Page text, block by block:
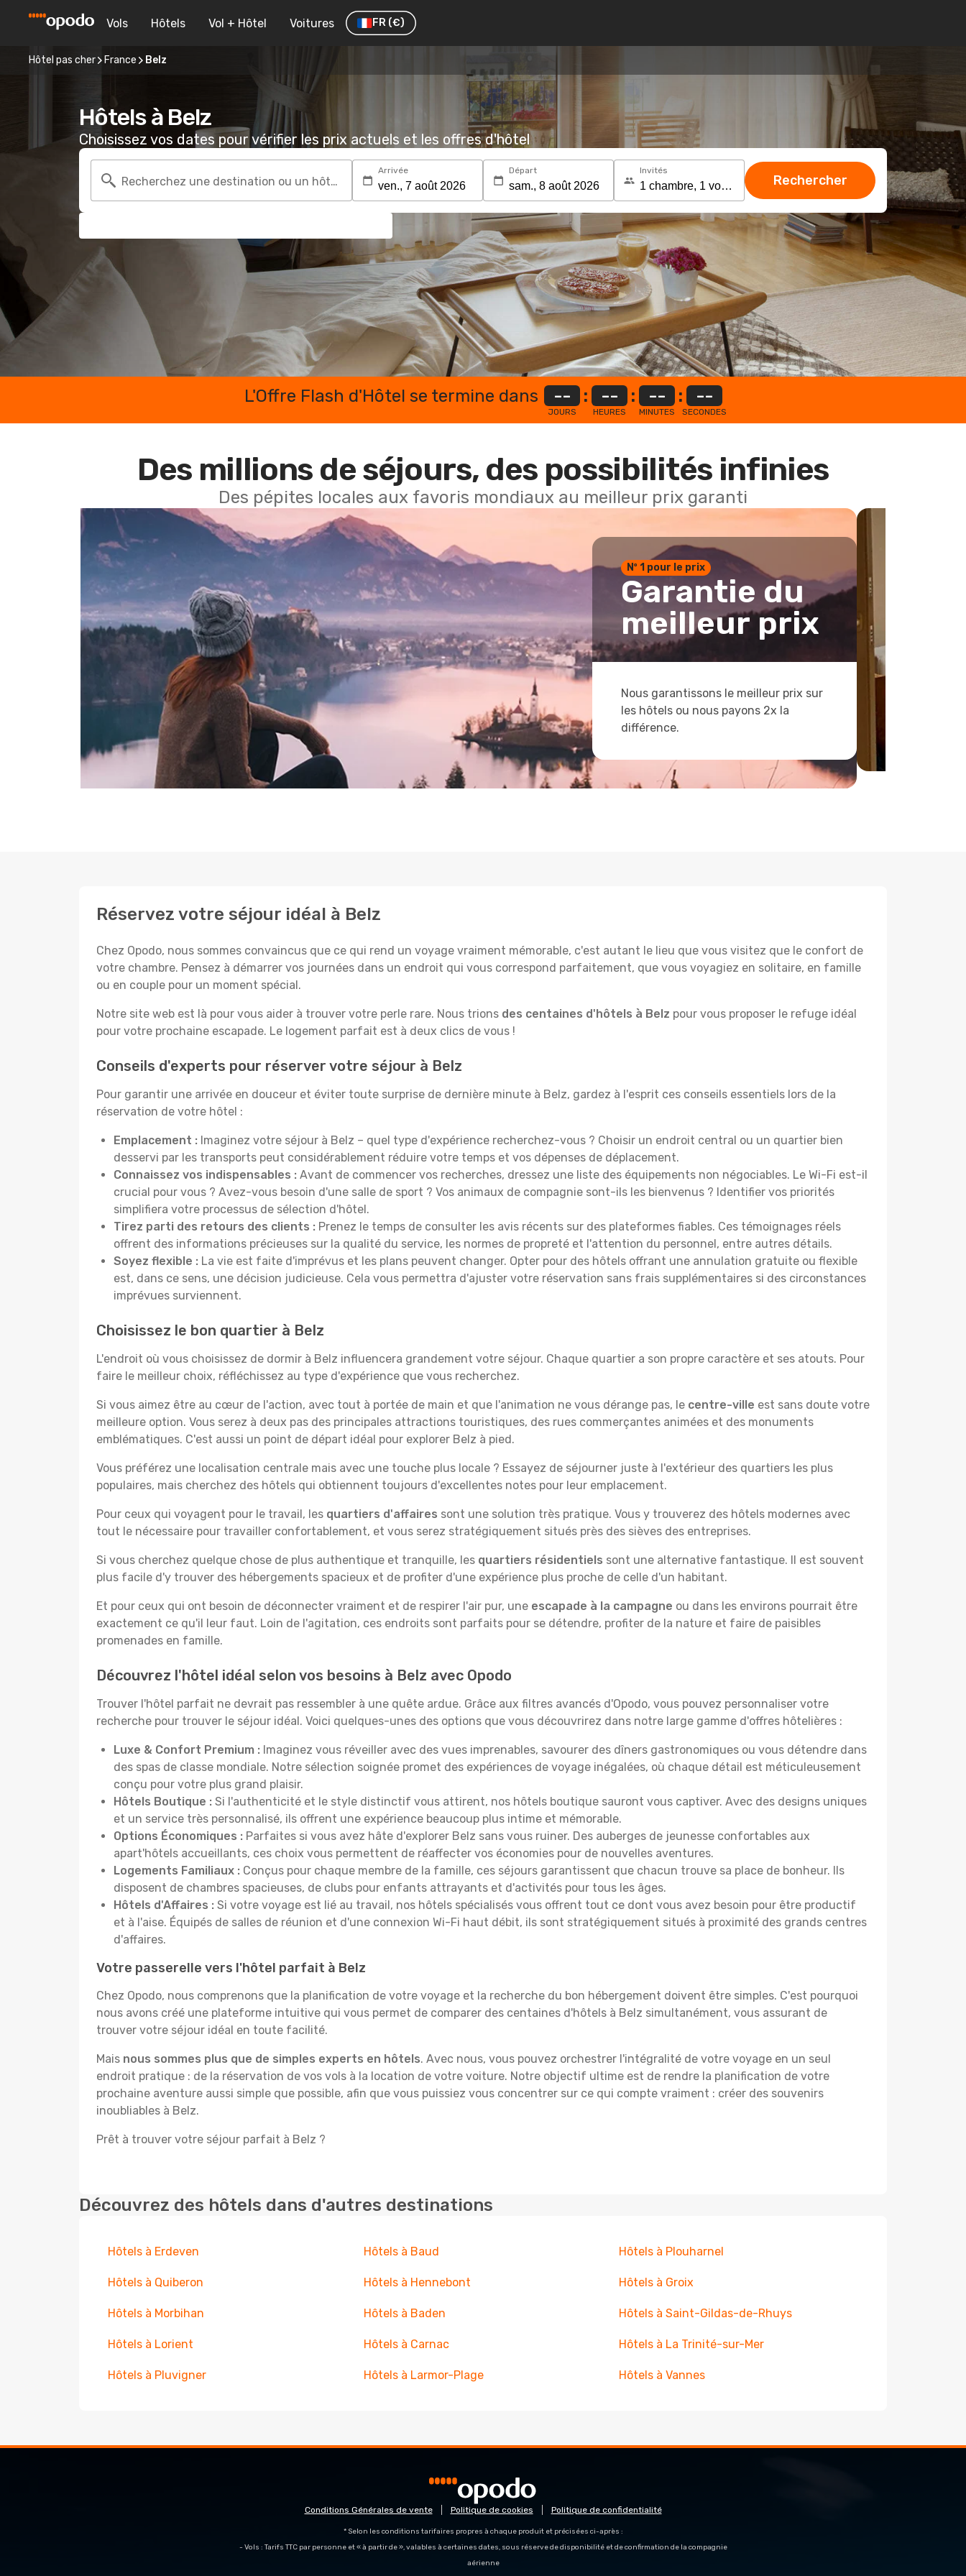
Vols Hôtels Vol + Hôtel Voitures FR (€)
Hôtel pas cher France Belz
Hôtels à Belz
Choisissez vos dates pour vérifier les prix actuels et les offres d'hôtel
Recherchez une destination ou un hôtel
Arrivée Départ Invités
Rechercher
L'Offre Flash d'Hôtel se termine dans --
JOURS
: --
HEURES
: --
MINUTES
: --
SECONDES
Des millions de séjours, des possibilités infinies
Des pépites locales aux favoris mondiaux au meilleur prix garanti
Nº 1 pour le prix
Garantie du
meilleur prix
Nous garantissons le meilleur prix sur
les hôtels ou nous payons 2x la
différence.
Réservez votre séjour idéal à Belz
Chez Opodo, nous sommes convaincus que ce qui rend un voyage vraiment mémorable, c'est autant le lieu que vous visitez que le confort de
votre chambre. Pensez à démarrer vos journées dans un endroit qui vous correspond parfaitement, que vous voyagiez en solitaire, en famille
ou en couple pour un moment spécial.
Notre site web est là pour vous aider à trouver votre perle rare. Nous trions des centaines d'hôtels à Belz pour vous proposer le refuge idéal
pour votre prochaine escapade. Le logement parfait est à deux clics de vous !
Conseils d'experts pour réserver votre séjour à Belz
Pour garantir une arrivée en douceur et éviter toute surprise de dernière minute à Belz, gardez à l'esprit ces conseils essentiels lors de la
réservation de votre hôtel :
Emplacement : Imaginez votre séjour à Belz – quel type d'expérience recherchez-vous ? Choisir un endroit central ou un quartier bien
desservi par les transports peut considérablement réduire votre temps et vos dépenses de déplacement.
Connaissez vos indispensables : Avant de commencer vos recherches, dressez une liste des équipements non négociables. Le Wi-Fi est-il
crucial pour vous ? Avez-vous besoin d'une salle de sport ? Vos animaux de compagnie sont-ils les bienvenus ? Identifier vos priorités
simplifiera votre processus de sélection d'hôtel.
Tirez parti des retours des clients : Prenez le temps de consulter les avis récents sur des plateformes fiables. Ces témoignages réels
offrent des informations précieuses sur la qualité du service, les normes de propreté et l'attention du personnel, entre autres détails.
Soyez flexible : La vie est faite d'imprévus et les plans peuvent changer. Opter pour des hôtels offrant une annulation gratuite ou flexible
est, dans ce sens, une décision judicieuse. Cela vous permettra d'ajuster votre réservation sans frais supplémentaires si des circonstances
imprévues surviennent.
Choisissez le bon quartier à Belz
L'endroit où vous choisissez de dormir à Belz influencera grandement votre séjour. Chaque quartier a son propre caractère et ses atouts. Pour
faire le meilleur choix, réfléchissez au type d'expérience que vous recherchez.
Si vous aimez être au cœur de l'action, avec tout à portée de main et que l'animation ne vous dérange pas, le centre-ville est sans doute votre
meilleure option. Vous serez à deux pas des principales attractions touristiques, des rues commerçantes animées et des monuments
emblématiques. C'est aussi un point de départ idéal pour explorer Belz à pied.
Vous préférez une localisation centrale mais avec une touche plus locale ? Essayez de séjourner juste à l'extérieur des quartiers les plus
populaires, mais cherchez des hôtels qui obtiennent toujours d'excellentes notes pour leur emplacement.
Pour ceux qui voyagent pour le travail, les quartiers d'affaires sont une solution très pratique. Vous y trouverez des hôtels modernes avec
tout le nécessaire pour travailler confortablement, et vous serez stratégiquement situés près des sièves des entreprises.
Si vous cherchez quelque chose de plus authentique et tranquille, les quartiers résidentiels sont une alternative fantastique. Il est souvent
plus facile d'y trouver des hébergements spacieux et de profiter d'une expérience plus proche de celle d'un habitant.
Et pour ceux qui ont besoin de déconnecter vraiment et de respirer l'air pur, une escapade à la campagne ou dans les environs pourrait être
exactement ce qu'il leur faut. Loin de l'agitation, ces endroits sont parfaits pour se détendre, profiter de la nature et faire de paisibles
promenades en famille.
Découvrez l'hôtel idéal selon vos besoins à Belz avec Opodo
Trouver l'hôtel parfait ne devrait pas ressembler à une quête ardue. Grâce aux filtres avancés d'Opodo, vous pouvez personnaliser votre
recherche pour trouver le séjour idéal. Voici quelques-unes des options que vous découvrirez dans notre large gamme d'offres hôtelières :
Luxe & Confort Premium : Imaginez vous réveiller avec des vues imprenables, savourer des dîners gastronomiques ou vous détendre dans
des spas de classe mondiale. Notre sélection soignée promet des expériences de voyage inégalées, où chaque détail est méticuleusement
conçu pour votre plus grand plaisir.
Hôtels Boutique : Si l'authenticité et le style distinctif vous attirent, nos hôtels boutique sauront vous captiver. Avec des designs uniques
et un service très personnalisé, ils offrent une expérience beaucoup plus intime et mémorable.
Options Économiques : Parfaites si vous avez hâte d'explorer Belz sans vous ruiner. Des auberges de jeunesse confortables aux
apart'hôtels accueillants, ces choix vous permettent de réaffecter vos économies pour de nouvelles aventures.
Logements Familiaux : Conçus pour chaque membre de la famille, ces séjours garantissent que chacun trouve sa place de bonheur. Ils
disposent de chambres spacieuses, de clubs pour enfants attrayants et d'activités pour tous les âges.
Hôtels d'Affaires : Si votre voyage est lié au travail, nos hôtels spécialisés vous offrent tout ce dont vous avez besoin pour être productif
et à l'aise. Équipés de salles de réunion et d'une connexion Wi-Fi haut débit, ils sont stratégiquement situés à proximité des grands centres
d'affaires.
Votre passerelle vers l'hôtel parfait à Belz
Chez Opodo, nous comprenons que la planification de votre voyage et la recherche du bon hébergement doivent être simples. C'est pourquoi
nous avons créé une plateforme intuitive qui vous permet de comparer des centaines d'hôtels à Belz simultanément, vous assurant de
trouver votre séjour idéal en toute facilité.
Mais nous sommes plus que de simples experts en hôtels. Avec nous, vous pouvez orchestrer l'intégralité de votre voyage en un seul
endroit pratique : de la réservation de vos vols à la location de votre voiture. Notre objectif ultime est de rendre la planification de votre
prochaine aventure aussi simple que possible, afin que vous puissiez vous concentrer sur ce qui compte vraiment : créer des souvenirs
inoubliables à Belz.
Prêt à trouver votre séjour parfait à Belz ?
Découvrez des hôtels dans d'autres destinations
Hôtels à Erdeven Hôtels à Baud Hôtels à Plouharnel
Hôtels à Quiberon Hôtels à Hennebont Hôtels à Groix
Hôtels à Morbihan Hôtels à Baden Hôtels à Saint-Gildas-de-Rhuys
Hôtels à Lorient Hôtels à Carnac Hôtels à La Trinité-sur-Mer
Hôtels à Pluvigner Hôtels à Larmor-Plage Hôtels à Vannes
Conditions Générales de vente Politique de cookies Politique de confidentialité
* Selon les conditions tarifaires propres à chaque produit et précisées ci-après :
- Vols : Tarifs TTC par personne et « à partir de », valables à certaines dates, sous réserve de disponibilité et de confirmation de la compagnie
aérienne